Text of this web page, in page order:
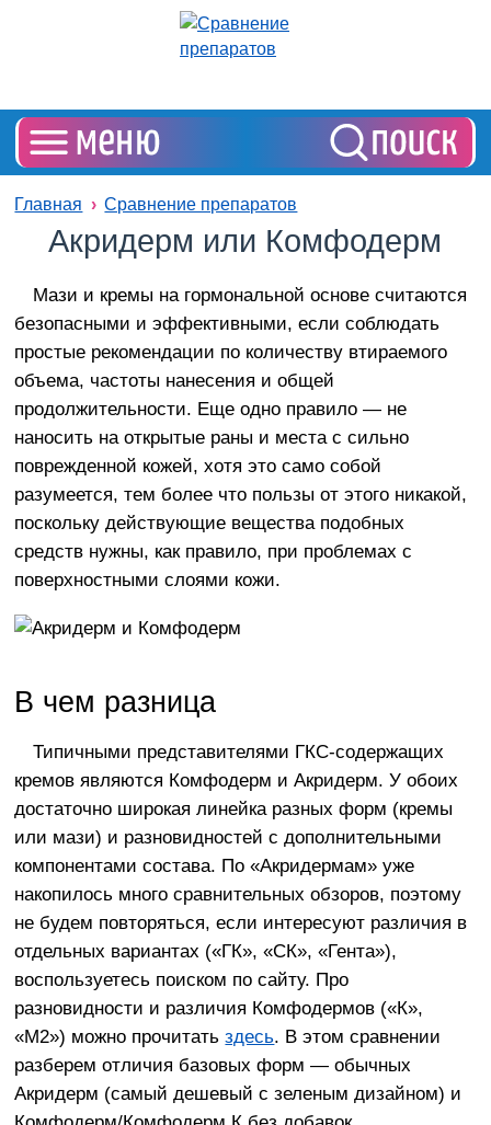
Главная Сравнение препаратов
Акридерм или Комфодерм
Мази и кремы на гормональной основе считаются
безопасными и эффективными, если соблюдать
простые рекомендации по количеству втираемого
объема, частоты нанесения и общей
продолжительности. Еще одно правило — не
наносить на открытые раны и места с сильно
поврежденной кожей, хотя это само собой
разумеется, тем более что пользы от этого никакой,
поскольку действующие вещества подобных
средств нужны, как правило, при проблемах с
поверхностными слоями кожи.
В чем разница
Типичными представителями ГКС-содержащих
кремов являются Комфодерм и Акридерм. У обоих
достаточно широкая линейка разных форм (кремы
или мази) и разновидностей с дополнительными
компонентами состава. По «Акридермам» уже
накопилось много сравнительных обзоров, поэтому
не будем повторяться, если интересуют различия в
отдельных вариантах («ГК», «СК», «Гента»),
воспользуетесь поиском по сайту. Про
разновидности и различия Комфодермов («К»,
«М2») можно прочитатьздесь. В этом сравнении
разберем отличия базовых форм — обычных
Акридерм (самый дешевый с зеленым дизайном) и